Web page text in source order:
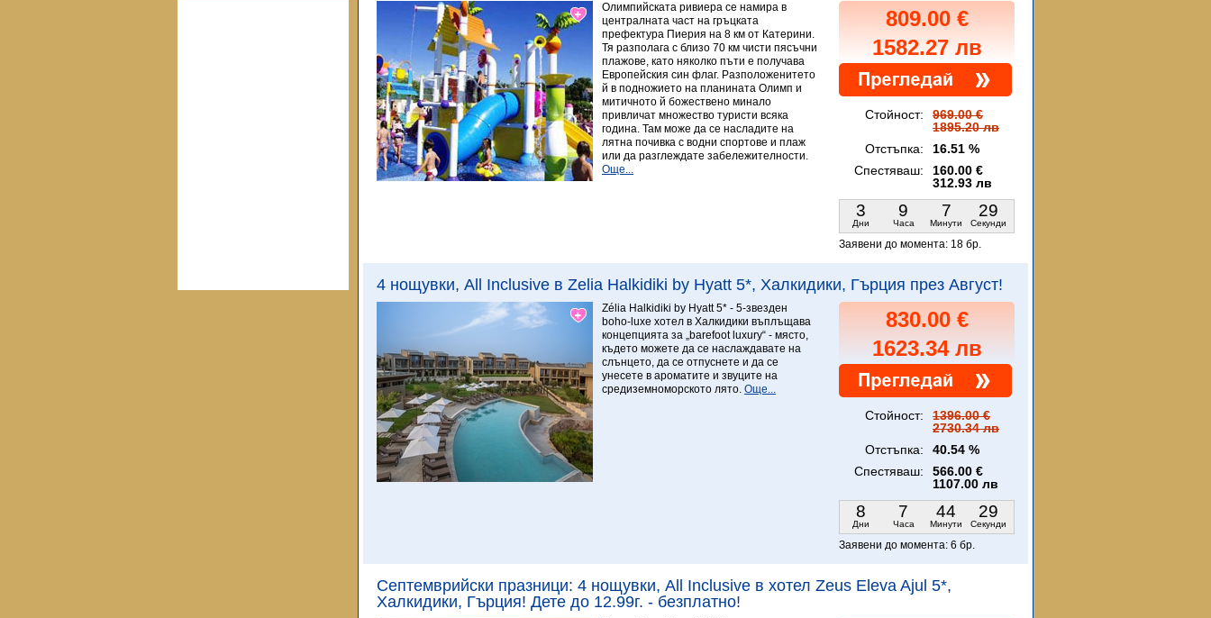
8.78 Превъзходен
Олимпийската ривиера се намира в
централната част на гръцката
префектура Пиерия на 8 км от Катерини.
Тя разполага с близо 70 км чисти пясъчни
плажове, като няколко пъти е получава
Европейския син флаг. Разположенитето
й в подножието на планината Олимп и
митичното й божествено минало
привличат множество туристи всяка
година. Там може да се насладите на
лятна почивка с водни спортове и плаж
или да разглеждате забележителности.
Още...
809.00 €
1582.27 лв
Стойност:
969.00 €
1895.20 лв
Отстъпка:
16.51 %
Спестяваш:
160.00 €
312.93 лв
3
Дни
9
Часа
7
Минути
27
Секунди
Заявени до момента: 18 бр.
4 нощувки, All Inclusive в Zelia Halkidiki by Hyatt 5*, Халкидики, Гърция през Август!
Zélia Halkidiki by Hyatt 5* - 5-звезден
boho-luxe хотел в Халкидики въплъщава
концепцията за „barefoot luxury“ - място,
където можете да се наслаждавате на
слънцето, да се отпуснете и да се
унесете в ароматите и звуците на
средиземноморското лято. Още...
830.00 €
1623.34 лв
Стойност:
1396.00 €
2730.34 лв
Отстъпка:
40.54 %
Спестяваш:
566.00 €
1107.00 лв
8
Дни
7
Часа
44
Минути
27
Секунди
Заявени до момента: 6 бр.
Септемврийски празници: 4 нощувки, All Inclusive в хотел Zeus Eleva Ajul 5*,
Халкидики, Гърция! Дете до 12.99г. - безплатно!